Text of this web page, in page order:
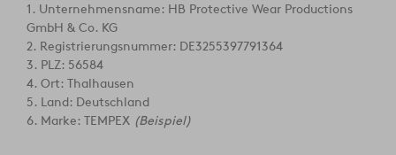
1. Unternehmensname: HB Protective Wear Productions
GmbH & Co. KG
2. Registrierungsnummer: DE3255397791364
3. PLZ: 56584
4. Ort: Thalhausen
5. Land: Deutschland
6. Marke: TEMPEX (Beispiel)